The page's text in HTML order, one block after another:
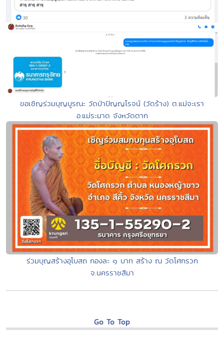
ขอเชิญร่วมบุญบูรณะ วัดป่าปัญญโรจน์ (วัดร้าง) ต.แม่จะเรา
อ.แม่ระมาด จังหวัดตาก
ร่วมบุญสร้างอุโบสถ กองละ ๑ บาท สร้าง ณ วัดโศกรวก
จ.นครราชสีมา
Go To Top